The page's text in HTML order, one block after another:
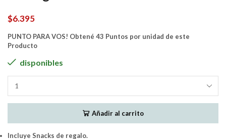
$6.395
PUNTO PARA VOS! Obtené 43 Puntos por unidad de este
Producto
disponibles
Large
Añadir al carrito
Incluye Snacks de regalo.